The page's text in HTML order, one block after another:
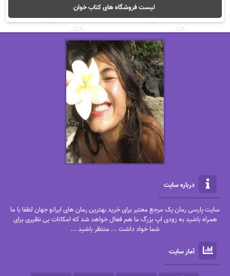
لیست فروشگاه های کتاب خوان
درباره سایت
سایت پارسی رمان یک مرجع معتبر برای خرید بهترین رمان های ایرانو جهان لطفا با ما
همراه باشید به زودی اپ بزرگ ما هم فعال خواهد شد که امکانات بی نظیری برای
شما خواد داشت ... منتظر باشید ...
آمار سایت